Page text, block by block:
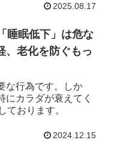
2025.08.17
睡眠低下」は危な
老化を防ぐもっ
な行為です。しか
にカラダが衰えてく
ております。
2024.12.15